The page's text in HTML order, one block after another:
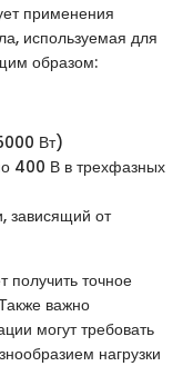
применения
используемая для
образом:
Вт)
400 В в трехфазных
зависящий от
точное
важно
могут требовать
нагрузки